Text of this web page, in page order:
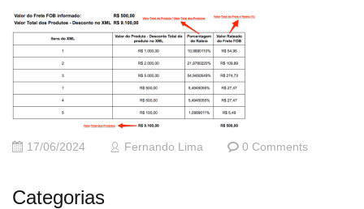
17/06/2024 Fernando Lima 0 Comments
Categorias